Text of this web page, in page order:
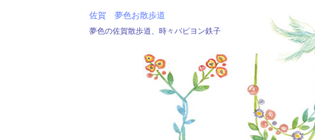
佐賀 夢色お散歩道
夢色の佐賀散歩道、時々パピヨン鉄子